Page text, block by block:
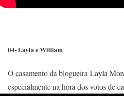
04- Layla e William
O casamento da blogueira Layla
especialmente na hora dos votos de